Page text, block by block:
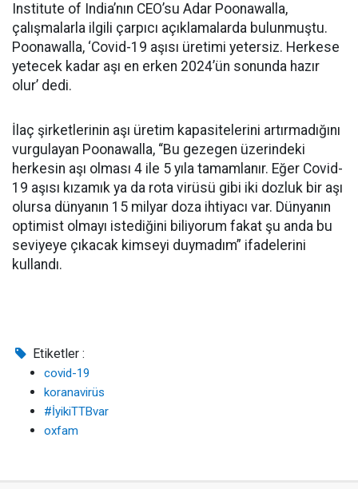
Institute of India’nın CEO’su Adar Poonawalla,
çalışmalarla ilgili çarpıcı açıklamalarda bulunmuştu.
Poonawalla, ‘Covid-19 aşısı üretimi yetersiz. Herkese
yetecek kadar aşı en erken 2024’ün sonunda hazır
olur’ dedi.
İlaç şirketlerinin aşı üretim kapasitelerini artırmadığını
vurgulayan Poonawalla, “Bu gezegen üzerindeki
herkesin aşı olması 4 ile 5 yıla tamamlanır. Eğer Covid-
19 aşısı kızamık ya da rota virüsü gibi iki dozluk bir aşı
olursa dünyanın 15 milyar doza ihtiyacı var. Dünyanın
optimist olmayı istediğini biliyorum fakat şu anda bu
seviyeye çıkacak kimseyi duymadım” ifadelerini
kullandı.
Etiketler :
covid-19
koranavirüs
#İyikiTTBvar
oxfam